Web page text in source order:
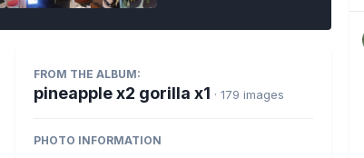
FROM THE ALBUM:
pineapple x2 gorilla x1 · 179 images
PHOTO INFORMATION